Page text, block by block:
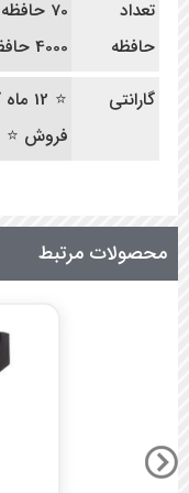
تعداد
حافظه
70 حافظه مستقیم
4000 حافظه غیر مستقیم
گارانتی
⭐
فروش ⭐
محصولات مرتبط